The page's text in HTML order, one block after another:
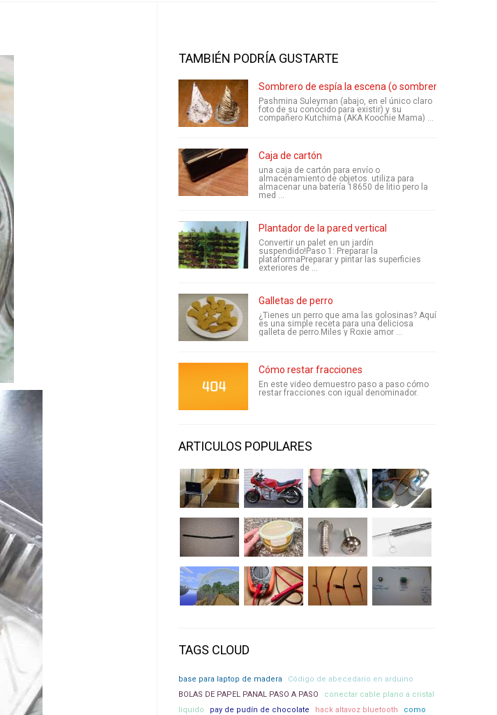
TAMBIÉN PODRÍA GUSTARTE
Sombrero de espía la escena (o sombrero de mago)
Pashmina Suleyman (abajo, en el único claro
foto de su conocido para existir) y su
compañero Kutchima (AKA Koochie Mama) ...
Caja de cartón
una caja de cartón para envío o
almacenamiento de objetos. utiliza para
almacenar una batería 18650 de litio pero la
med ...
Plantador de la pared vertical
Convertir un palet en un jardín
suspendido!Paso 1: Preparar la
plataformaPreparar y pintar las superficies
exteriores de ...
Galletas de perro
¿Tienes un perro que ama las golosinas? Aquí
es una simple receta para una deliciosa
galleta de perro.Miles y Roxie amor ...
Cómo restar fracciones
En este video demuestro paso a paso cómo
restar fracciones con igual denominador.
ARTICULOS POPULARES
TAGS CLOUD
base para laptop de madera
Código de abecedario en arduino
BOLAS DE PAPEL PANAL PASO A PASO
conectar cable plano a cristal
liquido
pay de pudín de chocolate hack altavoz bluetooth
como